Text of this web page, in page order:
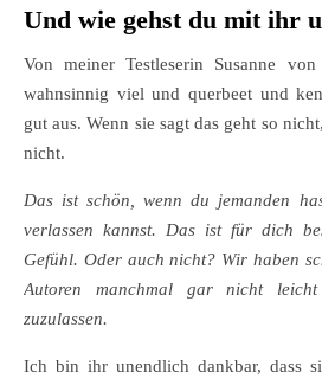
Und wie gehst du mit ihr
Von meiner Testleserin Susanne
wahnsinnig viel und querbeet und
gut aus. Wenn sie sagt das geht so
nicht.
Das ist schön, wenn du jemanden
verlassen kannst. Das ist für dich
Gefühl. Oder auch nicht? Wir haben
Autoren manchmal gar nicht
zuzulassen.
Ich bin ihr unendlich dankbar, dass